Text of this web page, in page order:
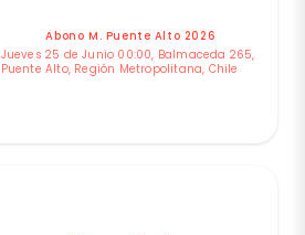
Abono M. Puente Alto 2026
Jueves 25 de Junio 00:00, Balmaceda 265,
Puente Alto, Región Metropolitana, Chile